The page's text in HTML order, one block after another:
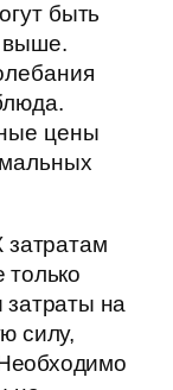
быть
выше.
цены
затратам
только
затраты на
силу,